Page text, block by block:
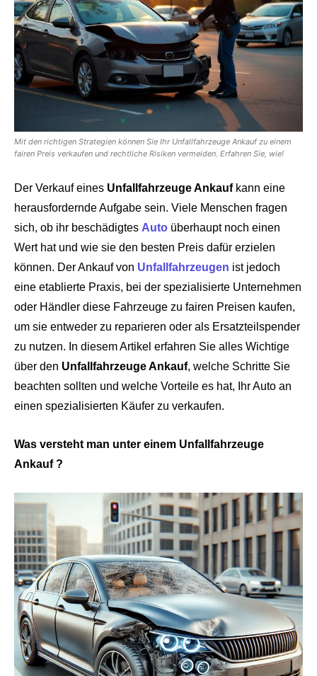
Mit den richtigen Strategien können Sie Ihr Unfallfahrzeuge Ankauf zu einem
fairen Preis verkaufen und rechtliche Risiken vermeiden. Erfahren Sie, wie!
Der Verkauf eines Unfallfahrzeuge Ankaufkann eine
herausfordernde Aufgabe sein. Viele Menschen fragen
sich, ob ihr beschädigtes Auto überhaupt noch einen
Wert hat und wie sie den besten Preis dafür erzielen
können. Der Ankauf von Unfallfahrzeugen ist jedoch
eine etablierte Praxis, bei der spezialisierte Unternehmen
oder Händler diese Fahrzeuge zu fairen Preisen kaufen,
um sie entweder zu reparieren oder als Ersatzteilspender
zu nutzen. In diesem Artikel erfahren Sie alles Wichtige
über den Unfallfahrzeuge Ankauf, welche Schritte Sie
beachten sollten und welche Vorteile es hat, Ihr Auto an
einen spezialisierten Käufer zu verkaufen.
Was versteht man unter einem Unfallfahrzeuge
Ankauf ?